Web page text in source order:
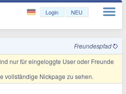
Login NEU
Freundespfad
nur für eingeloggte User oder Freunde
vollständige Nickpage zu sehen.